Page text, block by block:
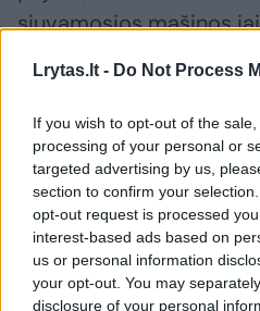
Lrytas.lt - Do Not Process
If you wish to opt-out of the
processing of your personal or
targeted advertising by us,
section to confirm your
opt-out request is processed
interest-based ads based on
us or personal information
your opt-out. You may
disclosure of your personal
siuvamosios mašinos
Susiję straipsniai